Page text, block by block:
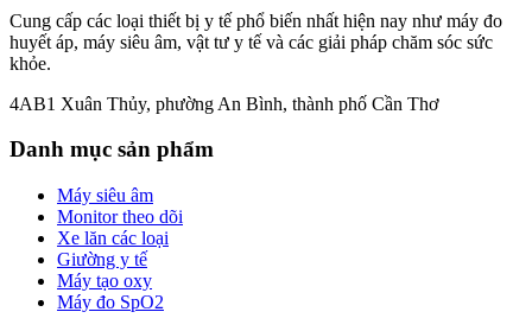
Cung cấp các loại thiết bị y tế phổ biến nhất hiện nay như máy đo
huyết áp, máy siêu âm, vật tư y tế và các giải pháp chăm sóc sức
khỏe.
4AB1 Xuân Thủy, phường An Bình, thành phố Cần Thơ
Danh mục sản phẩm
Máy siêu âm
Monitor theo dõi
Xe lăn các loại
Giường y tế
Máy tạo oxy
Máy đo SpO2